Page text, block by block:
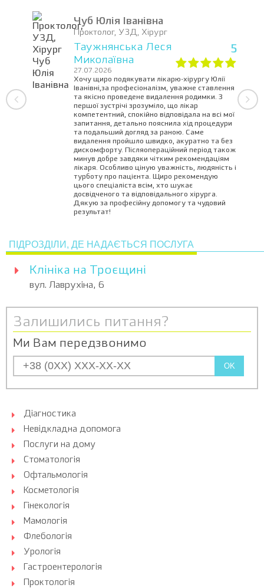
Чуб Юлія Іванівна
Проктолог, УЗД, Хірург
Таужнянська Леся
Миколаївна
27.07.2026
5
Хочу щиро подякувати лікарю-хірургу Юлії
Іванівні,за професіоналізм, уважне ставлення
та якісно проведене видалення родимки. З
першої зустрічі зрозуміло, що лікар
компетентний, спокійно відповідала на всі мої
запитання, детально пояснила хід процедури
та подальший догляд за раною. Саме
видалення пройшло швидко, акуратно та без
дискомфорту. Післяопераційний період також
минув добре завдяки чітким рекомендаціям
лікаря. Особливо ціную уважність, людяність і
турботу про пацієнта. Щиро рекомендую
цього спеціаліста всім, хто шукає
досвідченого та відповідального хірурга.
Дякую за професійну допомогу та чудовий
результат!
ПІДРОЗДІЛИ, ДЕ НАДАЄТЬСЯ ПОСЛУГА
Клініка на Троєщині
вул. Лаврухіна, 6
Залишились питання?
Ми Вам передзвонимо
OK
Діагностика
Невідкладна допомога
Послуги на дому
Стоматологія
Офтальмологія
Косметологія
Гінекологія
Мамологія
Флебологія
Урологія
Гастроентерологія
Проктологія